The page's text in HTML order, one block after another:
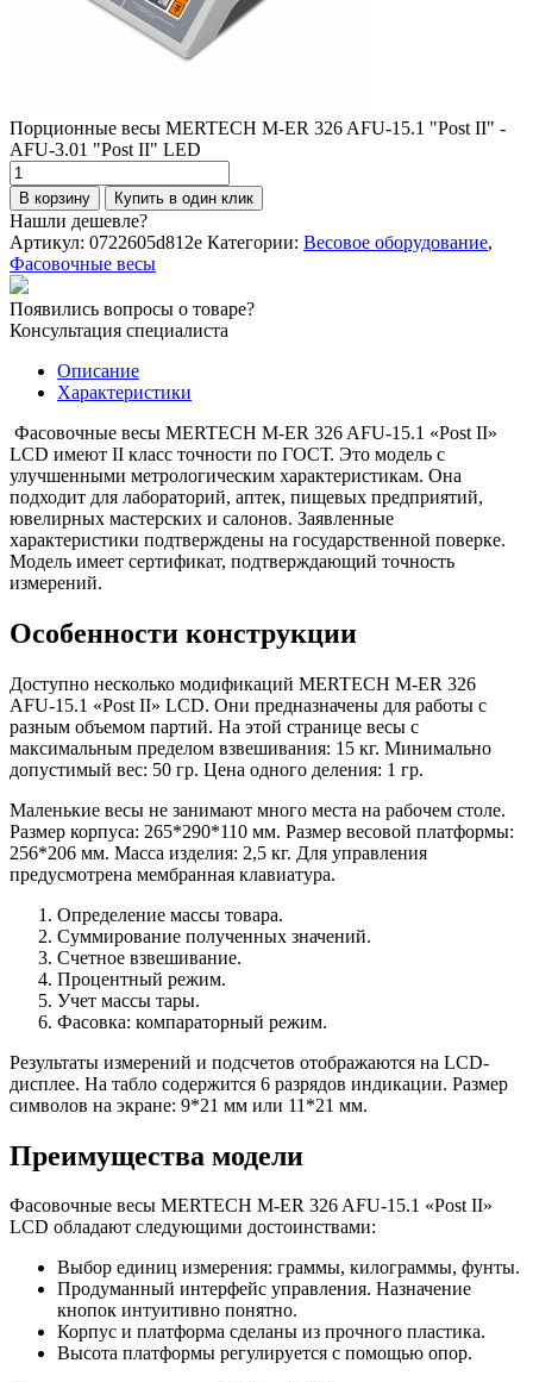
Порционные весы MERTECH M-ER 326 AFU-15.1 "Post II" -
AFU-3.01 "Post II" LED
Количество
товара
Порционные
весы
MERTECH
M-
ER
326
AFU-
AFU-
3.01
"Post
II"
LED
В корзину Купить в один клик
Нашли дешевле?
Артикул: 0722605d812e Категории: Весовое оборудование,
Фасовочные весы
Появились вопросы о товаре?
Консультация специалиста
Описание
Характеристики
Фасовочные весы MERTECH M-ER 326 AFU-15.1 «Post II»
LCD имеют II класс точности по ГОСТ. Это модель с
улучшенными метрологическим характеристикам. Она
подходит для лабораторий, аптек, пищевых предприятий,
ювелирных мастерских и салонов. Заявленные
характеристики подтверждены на государственной поверке.
Модель имеет сертификат, подтверждающий точность
измерений.
Особенности конструкции
Доступно несколько модификаций MERTECH M-ER 326
AFU-15.1 «Post II» LCD. Они предназначены для работы с
разным объемом партий. На этой странице весы с
максимальным пределом взвешивания: 15 кг. Минимально
допустимый вес: 50 гр. Цена одного деления: 1 гр.
Маленькие весы не занимают много места на рабочем столе.
Размер корпуса: 265*290*110 мм. Размер весовой платформы:
256*206 мм. Масса изделия: 2,5 кг. Для управления
предусмотрена мембранная клавиатура.
Определение массы товара.
Суммирование полученных значений.
Счетное взвешивание.
Процентный режим.
Учет массы тары.
Фасовка: компараторный режим.
Результаты измерений и подсчетов отображаются на LCD-
дисплее. На табло содержится 6 разрядов индикации. Размер
символов на экране: 9*21 мм или 11*21 мм.
Преимущества модели
Фасовочные весы MERTECH M-ER 326 AFU-15.1 «Post II»
LCD обладают следующими достоинствами:
Выбор единиц измерения: граммы, килограммы, фунты.
Продуманный интерфейс управления. Назначение
кнопок интуитивно понятно.
Корпус и платформа сделаны из прочного пластика.
Высота платформы регулируется с помощью опор.